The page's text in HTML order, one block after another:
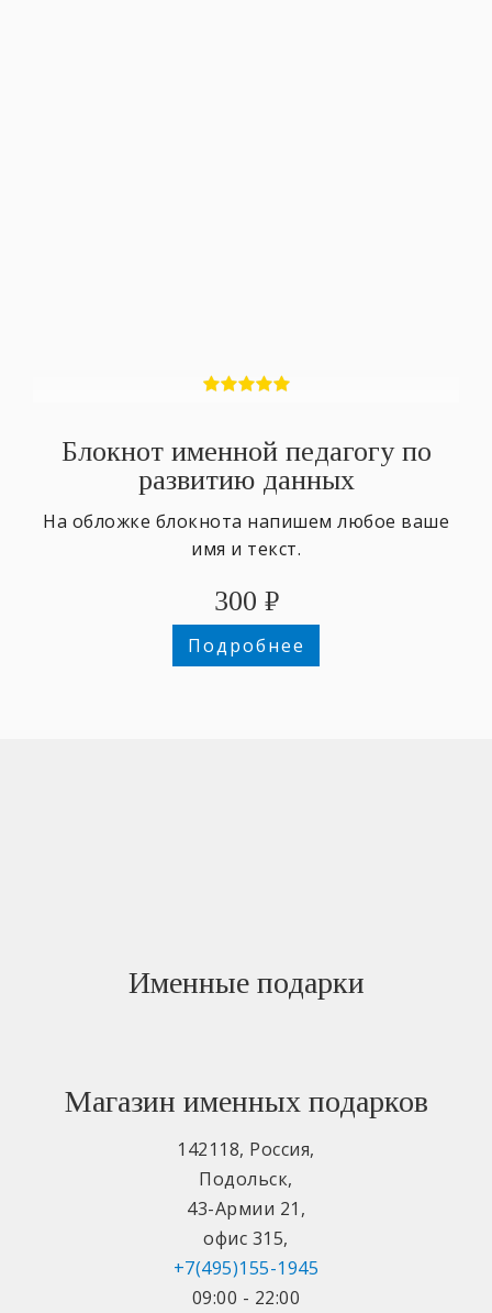
Блокнот именной педагогу по
развитию данных
На обложке блокнота напишем любое ваше
имя и текст.
300 ₽
Подробнее
Именные подарки
Магазин именных подарков
142118, Россия,
Подольск,
43-Армии 21 ,
офис 315,
+7(495)155-1945
09:00 - 22:00